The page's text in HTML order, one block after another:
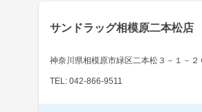
サンドラッグ相模原二本松店
神奈川県相模原市緑区二本松３－１－２
TEL: 042-866-9511